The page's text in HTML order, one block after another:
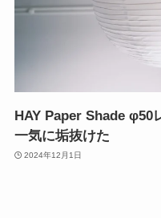
HAY Paper Shade φ50
一気に垢抜けた
2024年12月1日